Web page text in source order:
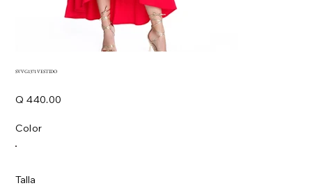
SVVG1371 VESTIDO
Q 440.00
Color
Talla